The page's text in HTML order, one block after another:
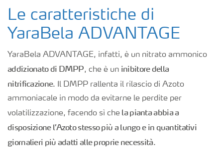
Le caratteristiche di
YaraBela ADVANTAGE
YaraBela ADVANTAGE, infatti, è un nitrato ammonico
addizionato di DMPP, che è un inibitore della
nitrificazione. Il DMPP rallenta il rilascio di Azoto
ammoniacale in modo da evitarne le perdite per
volatilizzazione, facendo sì che la pianta abbia a
disposizione l’Azoto stesso più a lungo e in quantitativi
giornalieri più adatti alle proprie necessità.